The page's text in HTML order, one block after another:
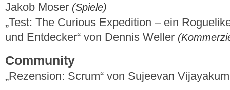
Jakob Moser (Spiele)
„Test: The Curious Expedition – ein
und Entdecker“ von Dennis Weller
Community
„Rezension: Scrum“ von Sujeevan